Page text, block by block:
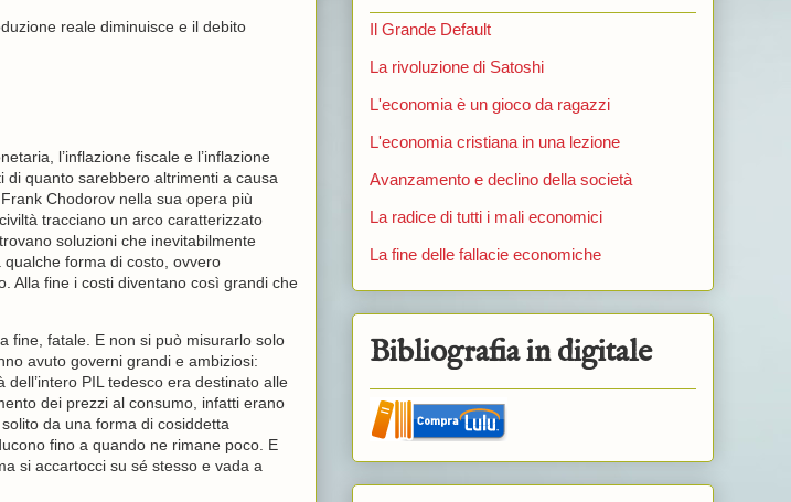
reale diminuisce e il debito
l’inflazione fiscale e l’inflazione
di quanto sarebbero altrimenti a causa
Chodorov nella sua opera più
tracciano un arco caratterizzato
soluzioni che inevitabilmente
forma di costo, ovvero
Alla fine i costi diventano così grandi che
fine, fatale. E non si può misurarlo solo
avuto governi grandi e ambiziosi:
PIL tedesco era destinato alle
dei prezzi al consumo, infatti erano
da una forma di cosiddetta
fino a quando ne rimane poco. E
si accartocci su sé stesso e vada a
Il Grande Default
La rivoluzione di Satoshi
L'economia è un gioco da ragazzi
L'economia cristiana in una lezione
Avanzamento e declino della società
La radice di tutti i mali economici
La fine delle fallacie economiche
Bibliografia in digitale